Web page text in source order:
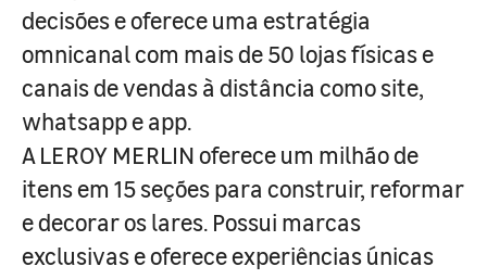
decisões e oferece uma estratégia
omnicanal com mais de 50 lojas físicas e
canais de vendas à distância como site,
whatsapp e app.
A LEROY MERLIN oferece um milhão de
itens em 15 seções para construir, reformar
e decorar os lares. Possui marcas
exclusivas e oferece experiências únicas